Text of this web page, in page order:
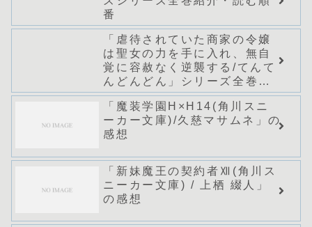
番
「虐待されていた商家の令嬢
は聖女の力を手に入れ、無自
覚に容赦なく逆襲する/てんて
んどんどん」シリーズ全巻の
あらすじ・感想
「魔装学園H×H14(角川スニ
ーカー文庫)/久慈マサムネ」の
感想
「新妹魔王の契約者Ⅻ(角川ス
ニーカー文庫) / 上栖 綴人」
の感想